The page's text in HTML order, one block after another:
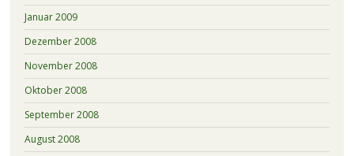
Januar 2009
Dezember 2008
November 2008
Oktober 2008
September 2008
August 2008